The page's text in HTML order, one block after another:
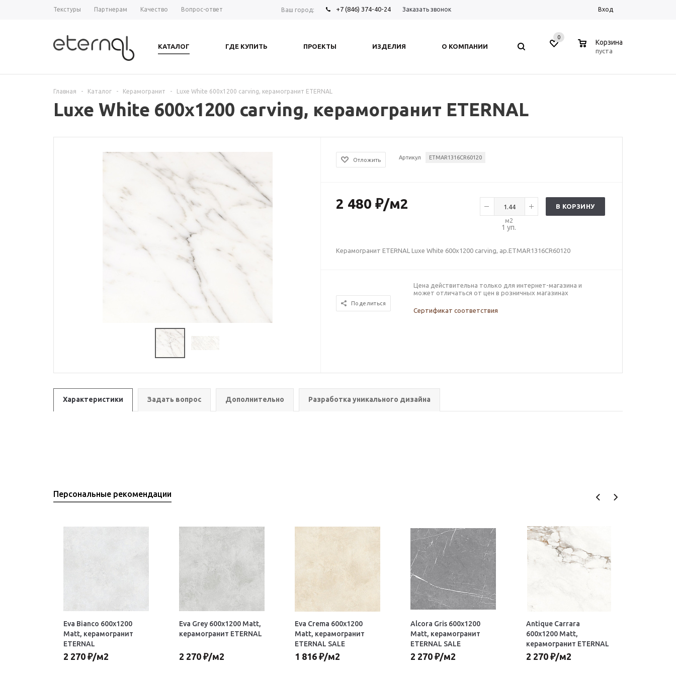
Текстуры Партнерам Качество Вопрос-ответ Ваш город: +7 (846) 374-40-24 Заказать звонок Вход
КАТАЛОГ ГДЕ КУПИТЬ ПРОЕКТЫ ИЗДЕЛИЯ О КОМПАНИИ
0
Корзина
пуста
Главная - Каталог - Керамогранит - Luxe White 600х1200 carving, керамогранит ETERNAL
Luxe White 600х1200 carving, керамогранит ETERNAL
Отложить Артикул ETMAR1316CR60120
2 480 ₽/м2
м2
1 уп.
В КОРЗИНУ
Керамогранит ETERNAL Luxe White 600х1200 carving, ар.ETMAR1316CR60120
Поделиться
Цена действительна только для интернет-магазина и
может отличаться от цен в розничных магазинах
Сертификат соответствия
Характеристики Задать вопрос Дополнительно Разработка уникального дизайна
Персональные рекомендации
Eva Bianco 600х1200
Matt, керамогранит
ETERNAL
2 270 ₽/м2
Eva Grey 600х1200 Matt,
керамогранит ETERNAL
2 270 ₽/м2
Eva Crema 600х1200
Matt, керамогранит
ETERNAL SALE
1 816 ₽/м2
Alcora Gris 600х1200
Matt, керамогранит
ETERNAL SALE
2 270 ₽/м2
Antique Carrara
600х1200 Matt,
керамогранит ETERNAL
2 270 ₽/м2